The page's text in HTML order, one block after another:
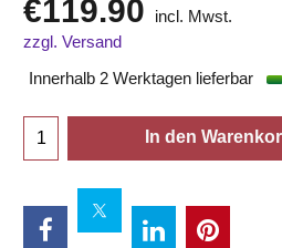
€119.90
incl. Mwst.
zzgl. Versand
Innerhalb 2 Werktagen lieferbar
In den